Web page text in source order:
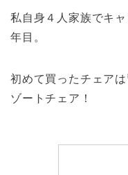
私自身４人家族でキ
年目。
初めて買ったチェア
ゾートチェア！